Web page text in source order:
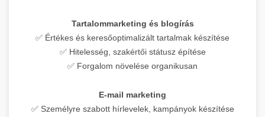
Tartalommarketing és blogírás
✅ Értékes és keresőoptimalizált tartalmak készítése
✅ Hitelesség, szakértői státusz építése
✅ Forgalom növelése organikusan
E-mail marketing
✅ Személyre szabott hírlevelek, kampányok készítése